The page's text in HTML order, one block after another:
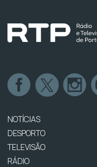
NOTÍCIAS
DESPORTO
TELEVISÃO
RÁDIO